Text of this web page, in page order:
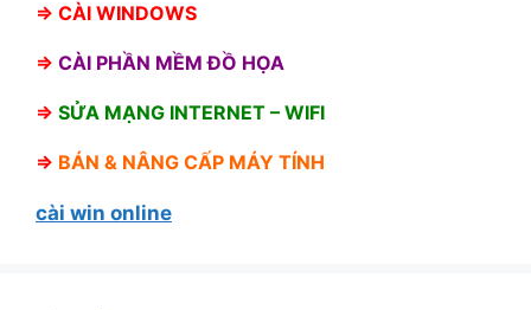
⇒ CÀI WINDOWS
⇒ CÀI PHẦN MỀM ĐỒ HỌA
⇒ SỬA MẠNG INTERNET – WIFI
⇒ BÁN & NÂNG CẤP MÁY TÍNH
cài win online